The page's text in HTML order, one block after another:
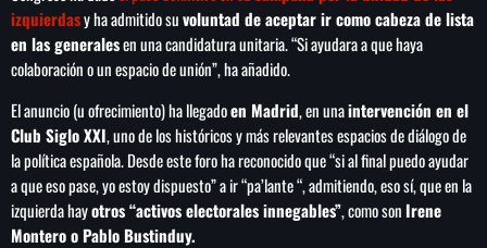
PUBLICIDAD
HISTORIA
SEARCH
SEARCH
izquierdasy ha admitido suvoluntad de aceptar ir como cabeza de lista
en las generalesen una candidatura unitaria. “Si ayudara a que haya
colaboración o un espacio de unión”, ha añadido.
El anuncio (u ofrecimiento) ha llegadoen Madrid, en unaintervención en el
Club Siglo XXI, uno de los históricos y más relevantes espacios de diálogo de
la política española. Desde este foro ha reconocido que “si al final puedo ayudar
a que eso pase, yo estoy dispuesto” a ir “pa’lante “, admitiendo, eso sí, que en la
izquierda hayotros “activos electorales innegables”, como son Irene
Montero o Pablo Bustinduy.